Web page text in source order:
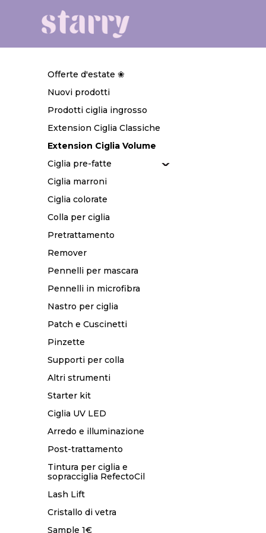
Offerte d'estate ❀
Nuovi prodotti
Prodotti ciglia ingrosso
Extension Ciglia Classiche
Extension Ciglia Volume
Ciglia pre-fatte
Ciglia marroni
Ciglia colorate
Colla per ciglia
Pretrattamento
Remover
Pennelli per mascara
Pennelli in microfibra
Nastro per ciglia
Patch e Cuscinetti
Pinzette
Supporti per colla
Altri strumenti
Starter kit
Ciglia UV LED
Arredo e illuminazione
Post-trattamento
Tintura per ciglia e
sopracciglia RefectoCil
Lash Lift
Cristallo di vetra
Sample 1€